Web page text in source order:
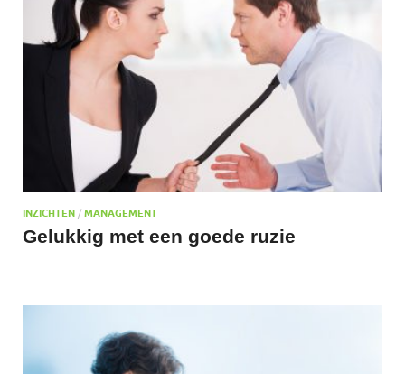
INZICHTEN / MANAGEMENT
Gelukkig met een goede ruzie